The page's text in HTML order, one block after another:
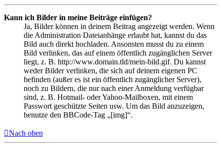
Kann ich Bilder in meine Beiträge einfügen?
Ja, Bilder können in deinem Beitrag angezeigt werden. Wenn
die Administration Dateianhänge erlaubt hat, kannst du das
Bild auch direkt hochladen. Ansonsten musst du zu einem
Bild verlinken, das auf einem öffentlich zugänglichen Server
liegt, z. B. http://www.domain.tld/mein-bild.gif. Du kannst
weder Bilder verlinken, die sich auf deinem eigenen PC
befinden (außer es ist ein öffentlich zugänglicher Server),
noch zu Bildern, die nur nach einer Anmeldung verfügbar
sind, z. B. Hotmail- oder Yahoo-Mailboxen, mit einem
Passwort geschützte Seiten usw. Um das Bild anzuzeigen,
benutze den BBCode-Tag „[img]“.
Nach oben